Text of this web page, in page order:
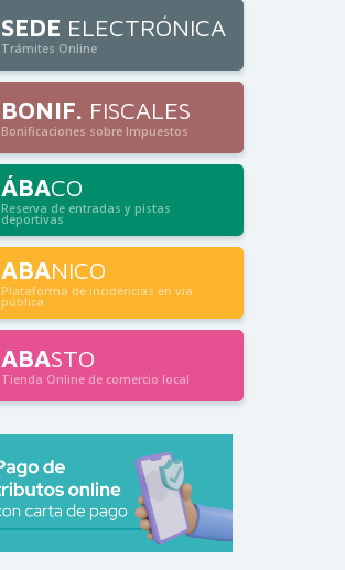
SEDE ELECTRÓNICA
Trámites Online
BONIF. FISCALES
Bonificaciones sobre Impuestos
ÁBACO
Reserva de entradas y pistas
deportivas
ABANICO
Plataforma de incidencias en vía
pública
ABASTO
Tienda Online de comercio local